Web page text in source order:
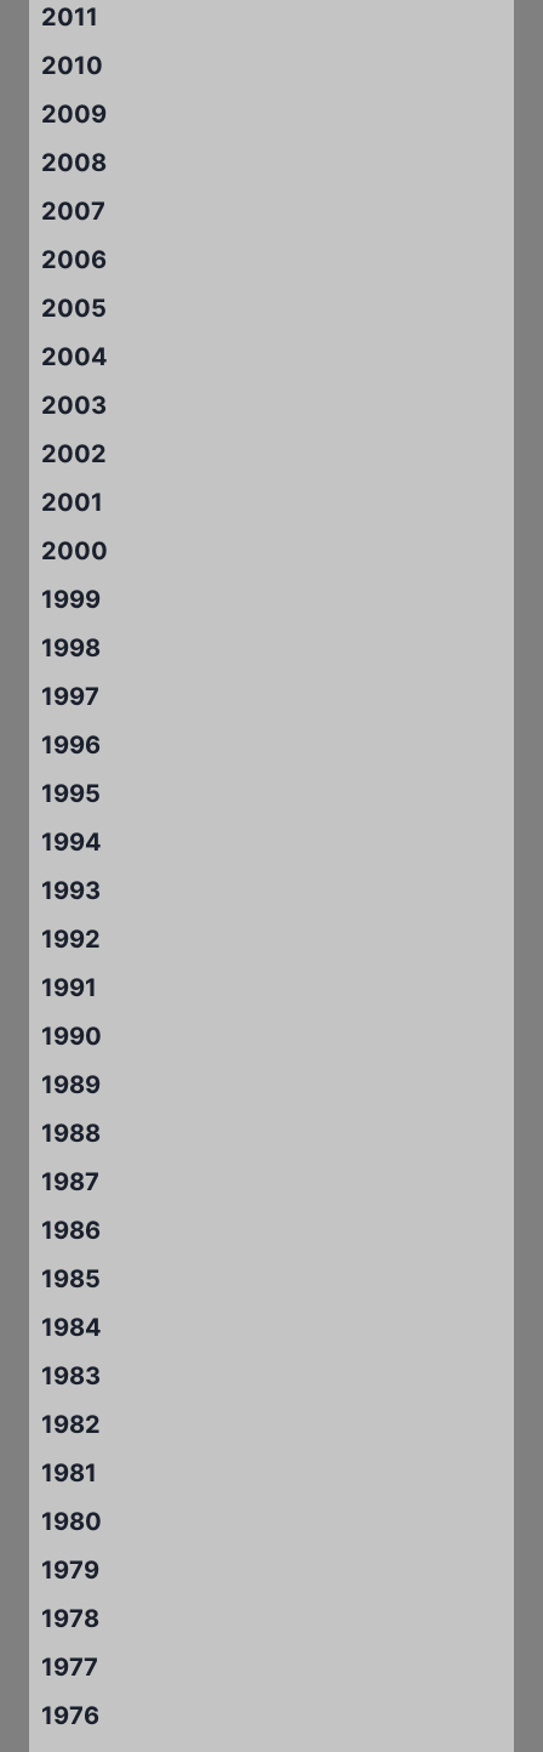
2011
2010
2009
2008
2007
2006
2005
2004
2003
2002
2001
2000
1999
1998
1997
1996
1995
1994
1993
1992
1991
1990
1989
1988
1987
1986
1985
1984
1983
1982
1981
1980
1979
1978
1977
1976